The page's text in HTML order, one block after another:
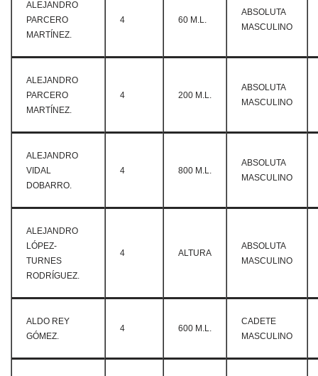
ALEJANDRO
PARCERO
MARTÍNEZ.
4 60 M.L.
ABSOLUTA
MASCULINO
ALEJANDRO
PARCERO
MARTÍNEZ.
4 200 M.L.
ABSOLUTA
MASCULINO
ALEJANDRO
VIDAL
DOBARRO.
4 800 M.L.
ABSOLUTA
MASCULINO
ALEJANDRO
LÓPEZ-
TURNES
RODRÍGUEZ.
4 ALTURA
ABSOLUTA
MASCULINO
ALDO REY
GÓMEZ.
4 600 M.L.
CADETE
MASCULINO